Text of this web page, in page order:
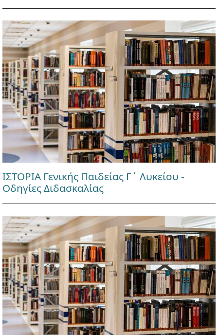
ΙΣΤΟΡΙΑ Γενικής Παιδείας Γ΄ Λυκείου -
Οδηγίες Διδασκαλίας